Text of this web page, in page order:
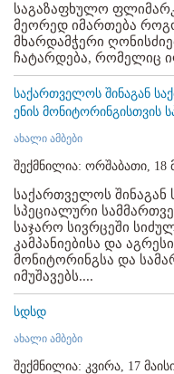
საგაზაფხულო
მეორედ იმართება
მხარდამჭერი
ჩატარდება, რომელიც
საქართველოს შინაგან
ენის მონიტორინგისთვის
ახალი ამბები
შექმნილია: ორშაბათი, 18
საქართველოს შინაგან
სპეციალური
საჯარო სივრცეში
კამპანიებისა და
მონიტორინგსა და
იმუშავებს....
სდსდ
ახალი ამბები
შექმნილია: კვირა, 17